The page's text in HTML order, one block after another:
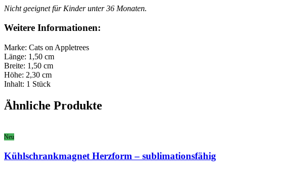
Nicht geeignet für Kinder unter 36 Monaten.
Weitere Informationen:
Marke: Cats on Appletrees
Länge: 1,50 cm
Breite: 1,50 cm
Höhe: 2,30 cm
Inhalt: 1 Stück
Ähnliche Produkte
Neu
Kühlschrankmagnet Herzform – sublimationsfähig